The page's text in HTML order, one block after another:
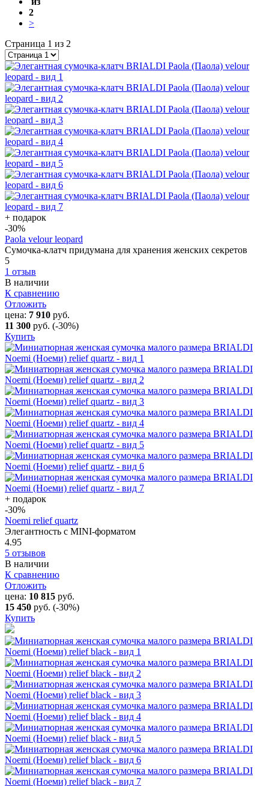
2
>
Страница 1 из 2
+ подарок
-30%
Paola velour leopard
Сумочка-клатч придумана для хранения женских секретов
5
1 отзыв
В наличии
К сравнению
Отложить
цена: 7 910 руб.
11 300 руб. (-30%)
Купить
+ подарок
-30%
Noemi relief quartz
Элегантность с MINI-форматом
4.95
5 отзывов
В наличии
К сравнению
Отложить
цена: 10 815 руб.
15 450 руб. (-30%)
Купить